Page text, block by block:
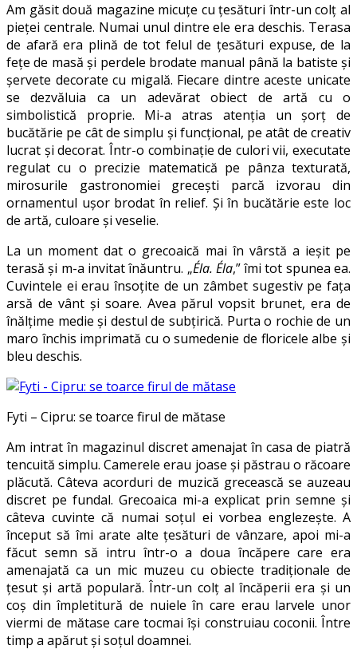
Am găsit două magazine micuţe cu ţesături într-un colţ al
pieţei centrale. Numai unul dintre ele era deschis. Terasa
de afară era plină de tot felul de ţesături expuse, de la
feţe de masă şi perdele brodate manual până la batiste şi
şervete decorate cu migală. Fiecare dintre aceste unicate
se dezvăluia ca un adevărat obiect de artă cu o
simbolistică proprie. Mi-a atras atenţia un şorţ de
bucătărie pe cât de simplu şi funcţional, pe atât de creativ
lucrat şi decorat. Într-o combinaţie de culori vii, executate
regulat cu o precizie matematică pe pânza texturată,
mirosurile gastronomiei greceşti parcă izvorau din
ornamentul uşor brodat în relief. Şi în bucătărie este loc
de artă, culoare şi veselie.
La un moment dat o grecoaică mai în vârstă a ieşit pe
terasă şi m-a invitat înăuntru. „Éla. Éla,” îmi tot spunea ea.
Cuvintele ei erau însoţite de un zâmbet sugestiv pe faţa
arsă de vânt şi soare. Avea părul vopsit brunet, era de
înălţime medie şi destul de subţirică. Purta o rochie de un
maro închis imprimată cu o sumedenie de floricele albe şi
bleu deschis.
Fyti – Cipru: se toarce firul de mătase
Am intrat în magazinul discret amenajat în casa de piatră
tencuită simplu. Camerele erau joase şi păstrau o răcoare
plăcută. Câteva acorduri de muzică grecească se auzeau
discret pe fundal. Grecoaica mi-a explicat prin semne şi
câteva cuvinte că numai soţul ei vorbea englezeşte. A
început să îmi arate alte ţesături de vânzare, apoi mi-a
făcut semn să intru într-o a doua încăpere care era
amenajată ca un mic muzeu cu obiecte tradiţionale de
ţesut şi artă populară. Într-un colţ al încăperii era şi un
coş din împletitură de nuiele în care erau larvele unor
viermi de mătase care tocmai îşi construiau coconii. Între
timp a apărut şi soţul doamnei.